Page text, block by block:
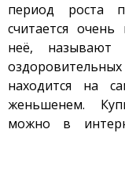
период роста
считается
неё, называют
находится на
женьшенем.
можно в